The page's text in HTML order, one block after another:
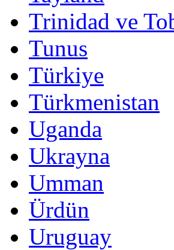
Trinidad ve
Tunus
Türkiye
Türkmenistan
Uganda
Ukrayna
Umman
Ürdün
Uruguay